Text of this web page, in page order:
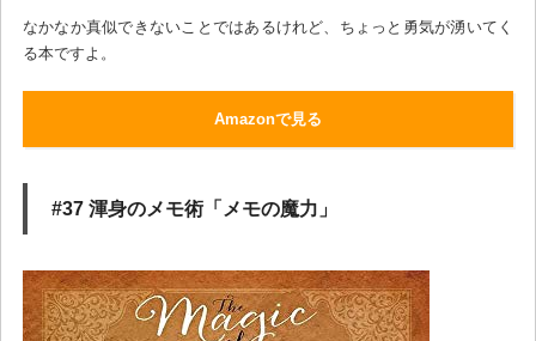
なかなか真似できないことではあるけれど、ちょっと勇気が湧いてく
る本ですよ。
Amazonで見る
#37 渾身のメモ術「メモの魔力」